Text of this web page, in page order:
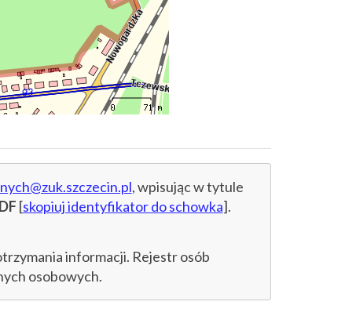
, wpisując w tytule
[skopiuj identyfikator do schowka].
informacji. Rejestr osób
osobowych.